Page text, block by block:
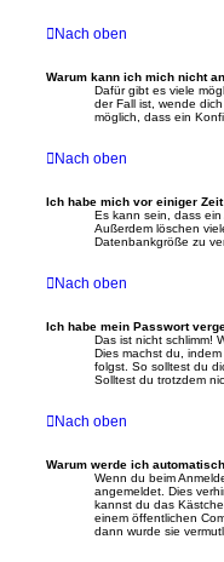
Nach oben
Warum kann ich mich nicht
Dafür gibt es viele
der Fall ist, wende
möglich, dass ein
Nach oben
Ich habe mich vor einiger
Es kann sein, dass
Außerdem löschen
Datenbankgröße zu
Nach oben
Ich habe mein Passwort
Das ist nicht schlimm!
Dies machst du,
folgst. So solltest du
Solltest du trotzdem
Nach oben
Warum werde ich
Wenn du beim
angemeldet. Dies
kannst du das
einem öffentlichen
dann wurde sie